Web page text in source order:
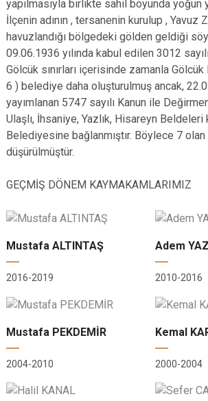
yapılmasıyla birlikte sahil boyunda yoğun
İlçenin adının , tersanenin kurulup , Yavuz
havuzlandığı bölgedeki gölden geldiği
09.06.1936 yılında kabul edilen 3012
Gölcük sınırları içerisinde zamanla
6 ) belediye daha oluşturulmuş ancak,
yayımlanan 5747 sayılı Kanun ile
Ulaşlı, İhsaniye, Yazlık, Hisareyn Beldeleri
Belediyesine bağlanmıştır. Böylece 7 olan
düşürülmüştür.
GEÇMİŞ DÖNEM KAYMAKAMLARIMIZ
Mustafa ALTINTAŞ
2016-2019
Adem
2010-2016
Mustafa PEKDEMİR
2004-2010
Kemal
2000-2004